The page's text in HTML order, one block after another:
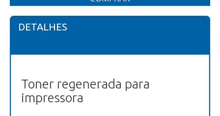
DETALHES
Toner regenerada para
impressora